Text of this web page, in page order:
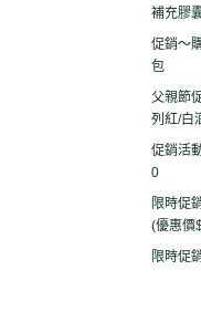
補充膠
促銷～
包
父親節
列紅/白
促銷活
0
限時促
(優惠價
限時促